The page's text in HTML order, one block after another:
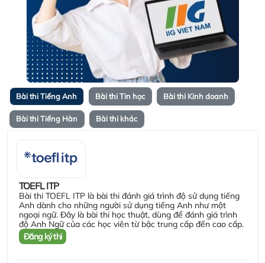
Bài thi Tiếng Anh Bài thi Tin học Bài thi Kinh doanh
Bài thi Tiếng Hàn Bài thi khác
TOEFL ITP
Bài thi TOEFL ITP là bài thi đánh giá trình độ sử dụng tiếng
Anh dành cho những người sử dụng tiếng Anh như một
ngoại ngữ. Đây là bài thi học thuật, dùng để đánh giá trình
độ Anh Ngữ của các học viên từ bậc trung cấp đến cao cấp.
Đăng ký thi